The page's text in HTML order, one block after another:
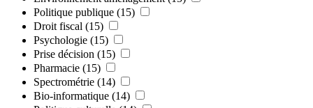
Politique publique (15)
Droit fiscal (15)
Psychologie (15)
Prise décision (15)
Pharmacie (15)
Spectrométrie (14)
Bio-informatique (14)